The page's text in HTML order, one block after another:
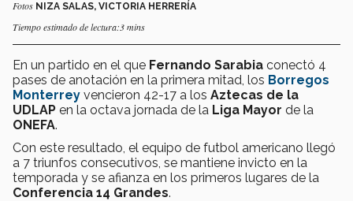
Fotos NIZA SALAS, VICTORIA HERRERÍA
Tiempo estimado de lectura:3 mins
En un partido en el que Fernando Sarabia conectó 4
pases de anotación en la primera mitad, los Borregos
Monterrey vencieron 42-17 a los Aztecas de la
UDLAP en la octava jornada de la Liga Mayor de la
ONEFA.
Con este resultado, el equipo de futbol americano llegó
a 7 triunfos consecutivos, se mantiene invicto en la
temporada y se afianza en los primeros lugares de la
Conferencia 14 Grandes.